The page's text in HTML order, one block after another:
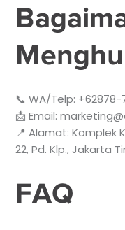
📞 WA/Telp:
📩 Email:
📍 Alamat: Komplek
22, Pd. Klp., Jakarta
FAQ